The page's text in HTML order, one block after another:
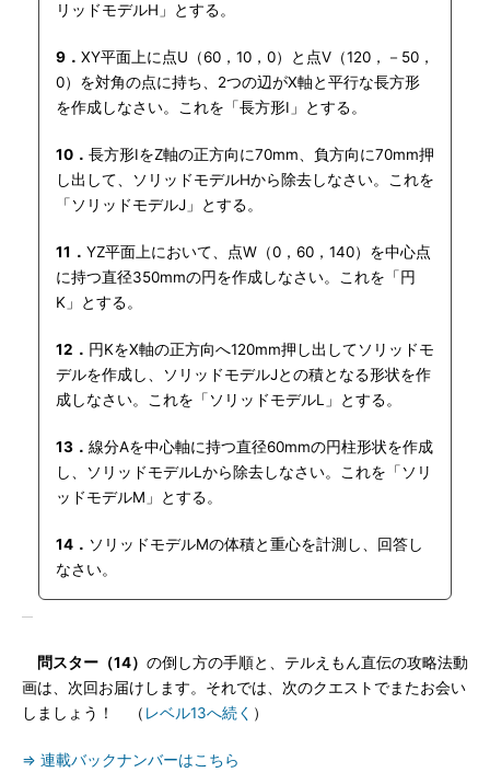
リッドモデルH」とする。
9． XY平面上に点U（60，10，0）と点V（120，－50，
0）を対角の点に持ち、2つの辺がX軸と平行な長方形
を作成しなさい。これを「長方形I」とする。
10． 長方形IをZ軸の正方向に70mm、負方向に70mm押
し出して、ソリッドモデルHから除去しなさい。これを
「ソリッドモデルJ」とする。
11． YZ平面上において、点W（0，60，140）を中心点
に持つ直径350mmの円を作成しなさい。これを「円
K」とする。
12． 円KをX軸の正方向へ120mm押し出してソリッドモ
デルを作成し、ソリッドモデルJとの積となる形状を作
成しなさい。これを「ソリッドモデルL」とする。
13． 線分Aを中心軸に持つ直径60mmの円柱形状を作成
し、ソリッドモデルLから除去しなさい。これを「ソリ
ッドモデルM」とする。
14． ソリッドモデルMの体積と重心を計測し、回答し
なさい。
問スター（14） の倒し方の手順と、テルえもん直伝の攻略法動
画は、次回お届けします。それでは、次のクエストでまたお会い
しましょう！ （ レベル13へ続く ）
⇒ 連載バックナンバーはこちら